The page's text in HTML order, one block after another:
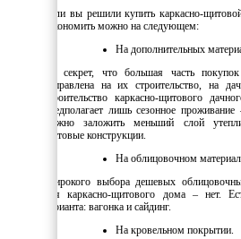
Если вы решили купить каркасно-
сэкономить можно на следующем:
На дополнительных
Не секрет, что большая часть
направлена на их строительство, на
строительство каркасно-щитового
предполагает лишь сезонное
можно заложить меньший слой
щитовые конструкции.
На облицовочном
Широкого выбора дешевых
для каркасно-щитового дома – нет.
варианта: вагонка и сайдинг.
На кровельном покрытии.